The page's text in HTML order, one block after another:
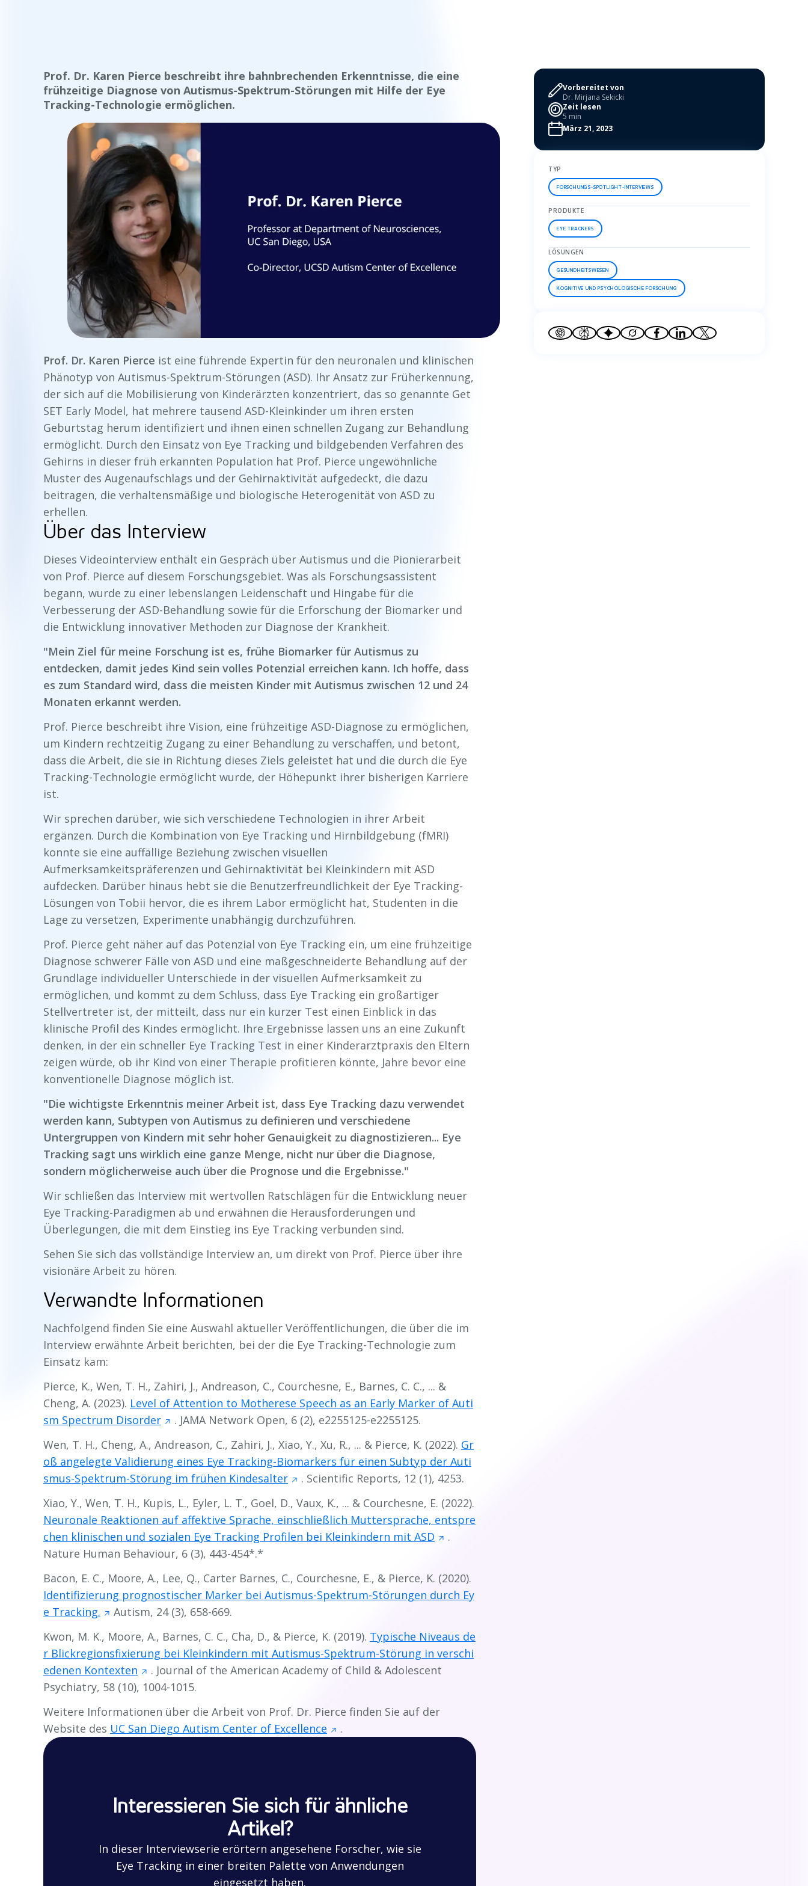
Prof. Dr. Karen Pierce beschreibt ihre bahnbrechenden Erkenntnisse, die eine
frühzeitige Diagnose von Autismus-Spektrum-Störungen mit Hilfe der Eye
Tracking-Technologie ermöglichen.
Prof. Dr. Karen Pierce ist eine führende Expertin für den neuronalen und klinischen
Phänotyp von Autismus-Spektrum-Störungen (ASD). Ihr Ansatz zur Früherkennung,
der sich auf die Mobilisierung von Kinderärzten konzentriert, das so genannte Get
SET Early Model, hat mehrere tausend ASD-Kleinkinder um ihren ersten
Geburtstag herum identifiziert und ihnen einen schnellen Zugang zur Behandlung
ermöglicht. Durch den Einsatz von Eye Tracking und bildgebenden Verfahren des
Gehirns in dieser früh erkannten Population hat Prof. Pierce ungewöhnliche
Muster des Augenaufschlags und der Gehirnaktivität aufgedeckt, die dazu
beitragen, die verhaltensmäßige und biologische Heterogenität von ASD zu
erhellen.
Über das Interview
Dieses Videointerview enthält ein Gespräch über Autismus und die Pionierarbeit
von Prof. Pierce auf diesem Forschungsgebiet. Was als Forschungsassistent
begann, wurde zu einer lebenslangen Leidenschaft und Hingabe für die
Verbesserung der ASD-Behandlung sowie für die Erforschung der Biomarker und
die Entwicklung innovativer Methoden zur Diagnose der Krankheit.
"Mein Ziel für meine Forschung ist es, frühe Biomarker für Autismus zu
entdecken, damit jedes Kind sein volles Potenzial erreichen kann. Ich hoffe, dass
es zum Standard wird, dass die meisten Kinder mit Autismus zwischen 12 und 24
Monaten erkannt werden.
Prof. Pierce beschreibt ihre Vision, eine frühzeitige ASD-Diagnose zu ermöglichen,
um Kindern rechtzeitig Zugang zu einer Behandlung zu verschaffen, und betont,
dass die Arbeit, die sie in Richtung dieses Ziels geleistet hat und die durch die Eye
Tracking-Technologie ermöglicht wurde, der Höhepunkt ihrer bisherigen Karriere
ist.
Wir sprechen darüber, wie sich verschiedene Technologien in ihrer Arbeit
ergänzen. Durch die Kombination von Eye Tracking und Hirnbildgebung (fMRI)
konnte sie eine auffällige Beziehung zwischen visuellen
Aufmerksamkeitspräferenzen und Gehirnaktivität bei Kleinkindern mit ASD
aufdecken. Darüber hinaus hebt sie die Benutzerfreundlichkeit der Eye Tracking-
Lösungen von Tobii hervor, die es ihrem Labor ermöglicht hat, Studenten in die
Lage zu versetzen, Experimente unabhängig durchzuführen.
Prof. Pierce geht näher auf das Potenzial von Eye Tracking ein, um eine frühzeitige
Diagnose schwerer Fälle von ASD und eine maßgeschneiderte Behandlung auf der
Grundlage individueller Unterschiede in der visuellen Aufmerksamkeit zu
ermöglichen, und kommt zu dem Schluss, dass Eye Tracking ein großartiger
Stellvertreter ist, der mitteilt, dass nur ein kurzer Test einen Einblick in das
klinische Profil des Kindes ermöglicht. Ihre Ergebnisse lassen uns an eine Zukunft
denken, in der ein schneller Eye Tracking Test in einer Kinderarztpraxis den Eltern
zeigen würde, ob ihr Kind von einer Therapie profitieren könnte, Jahre bevor eine
konventionelle Diagnose möglich ist.
"Die wichtigste Erkenntnis meiner Arbeit ist, dass Eye Tracking dazu verwendet
werden kann, Subtypen von Autismus zu definieren und verschiedene
Untergruppen von Kindern mit sehr hoher Genauigkeit zu diagnostizieren... Eye
Tracking sagt uns wirklich eine ganze Menge, nicht nur über die Diagnose,
sondern möglicherweise auch über die Prognose und die Ergebnisse."
Wir schließen das Interview mit wertvollen Ratschlägen für die Entwicklung neuer
Eye Tracking-Paradigmen ab und erwähnen die Herausforderungen und
Überlegungen, die mit dem Einstieg ins Eye Tracking verbunden sind.
Sehen Sie sich das vollständige Interview an, um direkt von Prof. Pierce über ihre
visionäre Arbeit zu hören.
Verwandte Informationen
Nachfolgend finden Sie eine Auswahl aktueller Veröffentlichungen, die über die im
Interview erwähnte Arbeit berichten, bei der die Eye Tracking-Technologie zum
Einsatz kam:
Pierce, K., Wen, T. H., Zahiri, J., Andreason, C., Courchesne, E., Barnes, C. C., ... &
Cheng, A. (2023). Level of Attention to Motherese Speech as an Early Marker of Auti
sm Spectrum Disorder
. JAMA Network Open, 6 (2), e2255125-e2255125.
Wen, T. H., Cheng, A., Andreason, C., Zahiri, J., Xiao, Y., Xu, R., ... & Pierce, K. (2022). Gr
oß angelegte Validierung eines Eye Tracking-Biomarkers für einen Subtyp der Auti
smus-Spektrum-Störung im frühen Kindesalter
. Scientific Reports, 12 (1), 4253.
Xiao, Y., Wen, T. H., Kupis, L., Eyler, L. T., Goel, D., Vaux, K., ... & Courchesne, E. (2022).
Neuronale Reaktionen auf affektive Sprache, einschließlich Muttersprache, entspre
chen klinischen und sozialen Eye Tracking Profilen bei Kleinkindern mit ASD
.
Nature Human Behaviour, 6 (3), 443-454*.*
Bacon, E. C., Moore, A., Lee, Q., Carter Barnes, C., Courchesne, E., & Pierce, K. (2020).
Identifizierung prognostischer Marker bei Autismus-Spektrum-Störungen durch Ey
e Tracking.
Autism, 24 (3), 658-669.
Kwon, M. K., Moore, A., Barnes, C. C., Cha, D., & Pierce, K. (2019). Typische Niveaus de
r Blickregionsfixierung bei Kleinkindern mit Autismus-Spektrum-Störung in verschi
edenen Kontexten
. Journal of the American Academy of Child & Adolescent
Psychiatry, 58 (10), 1004-1015.
Weitere Informationen über die Arbeit von Prof. Dr. Pierce finden Sie auf der
Website des UC San Diego Autism Center of Excellence .
Interessieren Sie sich für ähnliche
Artikel?
In dieser Interviewserie erörtern angesehene Forscher, wie sie
Eye Tracking in einer breiten Palette von Anwendungen
eingesetzt haben.
Vorbereitet von
Dr. Mirjana Sekicki
Zeit lesen
5 min
März 21, 2023
TYP
FORSCHUNGS-SPOTLIGHT-INTERVIEWS
PRODUKTE
EYE TRACKERS
LÖSUNGEN
GESUNDHEITSWESEN
KOGNITIVE UND PSYCHOLOGISCHE FORSCHUNG